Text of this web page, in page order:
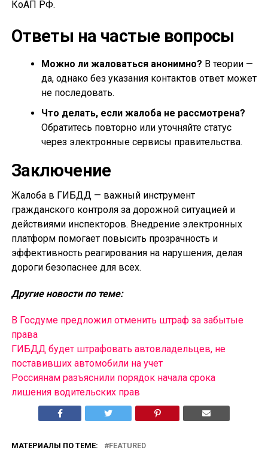
КоАП РФ.
Ответы на частые вопросы
Можно ли жаловаться анонимно? В теории —
да, однако без указания контактов ответ может
не последовать.
Что делать, если жалоба не рассмотрена?
Обратитесь повторно или уточняйте статус
через электронные сервисы правительства.
Заключение
Жалоба в ГИБДД — важный инструмент
гражданского контроля за дорожной ситуацией и
действиями инспекторов. Внедрение электронных
платформ помогает повысить прозрачность и
эффективность реагирования на нарушения, делая
дороги безопаснее для всех.
Другие новости по теме:
В Госдуме предложил отменить штраф за забытые
права
ГИБДД будет штрафовать автовладельцев, не
поставивших автомобили на учет
Россиянам разъяснили порядок начала срока
лишения водительских прав
МАТЕРИАЛЫ ПО ТЕМЕ: FEATURED